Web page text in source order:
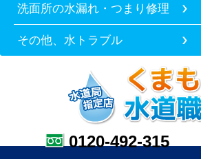
洗面所の水漏れ・つまり修理
その他、水トラブル
0120-492-315